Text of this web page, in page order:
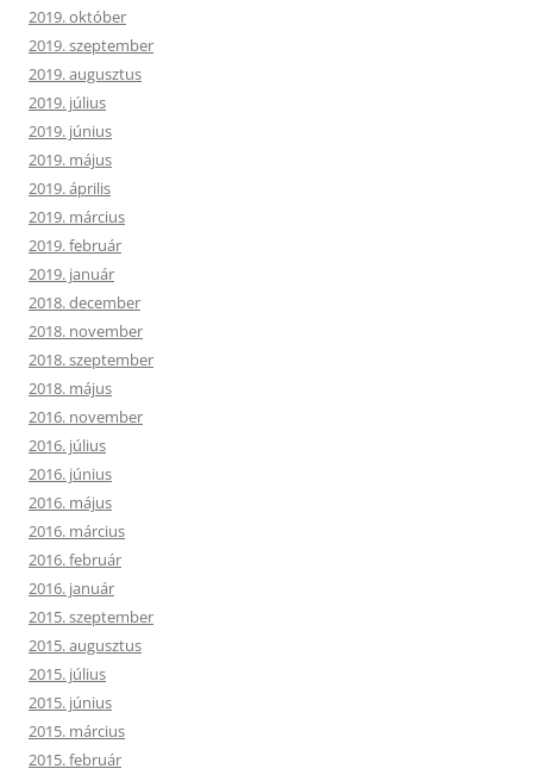
2019. október
2019. szeptember
2019. augusztus
2019. július
2019. június
2019. május
2019. április
2019. március
2019. február
2019. január
2018. december
2018. november
2018. szeptember
2018. május
2016. november
2016. július
2016. június
2016. május
2016. március
2016. február
2016. január
2015. szeptember
2015. augusztus
2015. július
2015. június
2015. március
2015. február